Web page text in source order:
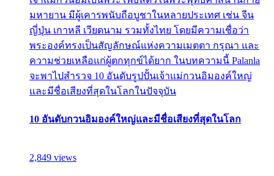
มหายาน มีผู้เคารพนับถือบูชาในหลายประเทศ เช่น จีน
ญี่ปุ่น เกาหลี เวียดนาม รวมทั้งไทย โดยมีความเชื่อว่า
พระองค์ทรงเป็นสัญลักษณ์แห่งความเมตตา กรุณา และ
ความช่วยเหลือแก่ผู้ตกทุกข์ได้ยาก ในบทความนี้ Palanla
จะพาไปสำรวจ 10 อันดับรูปปั้นเจ้าแม่กวนอิมองค์ใหญ่
และมีชื่อเสียงที่สุดในโลกในปัจจุบัน
10 อันดับกวนอิมองค์ใหญ่และมีชื่อเสียงที่สุดในโลก
2,849 views